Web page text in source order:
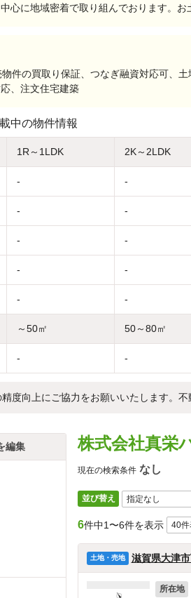
心に地域密着で取り組んでおります。
件の買取り保証、つなぎ融資対応可、
、注文住宅建築
中の物件情報
1R～1LDK 2K～2LDK
- -
- -
- -
- -
- -
～50㎡ 50～80㎡
- -
度向上にご協力をお願いいたします。
株式会社真栄
現在の検索条件 なし
並び替え
6件中1〜6件を表示
土地・売地 滋賀県大津
所在地
編集